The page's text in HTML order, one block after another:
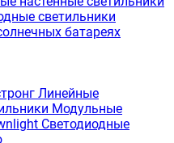
светильники
батареях
Линейные
Модульные
Светодиодные